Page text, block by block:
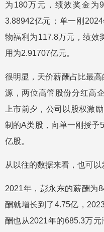
为180万元，绩效奖金为
3.88942亿元；单一刚
物福利为117.8万元，绩效
用为2.91707亿元。
很明显，天价薪酬占比最高
源，两位高管股份分红高
上市前夕，公司以股权激
制的A类股，向单一刚授予
亿股。
从以往的数据来看，也可以
2021年，彭永东的薪酬为
酬就增长到了4.75亿，
酬也从2021年的685.3万